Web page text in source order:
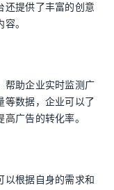
还提供了丰富的创意
。
帮助企业实时监测广
等数据，企业可以了
广告的转化率。
以根据自身的需求和